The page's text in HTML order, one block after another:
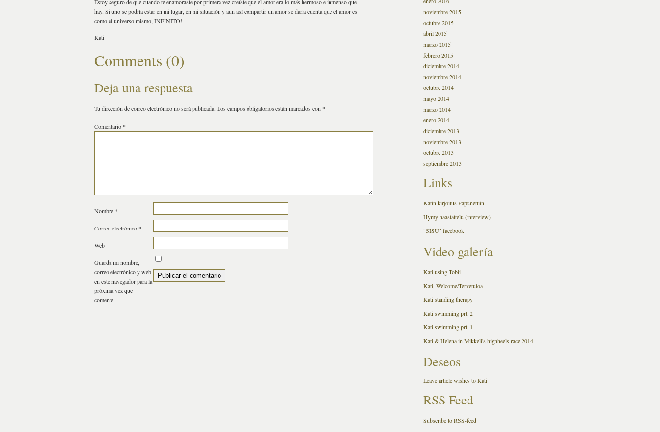
Estoy seguro de que cuando te enamoraste por primera vez creíste que el amor era lo más hermoso e inmenso que
hay. Si uno se podría estar en mi lugar, en mi situación y aun así compartir un amor se daría cuenta que el amor es
como el universo mismo, INFINITO!
Kati
Comments (0)
Deja una respuesta
Tu dirección de correo electrónico no será publicada. Los campos obligatorios están marcados con *
Comentario *
Nombre *
Correo electrónico *
Web
Guarda mi nombre,
correo electrónico y web
en este navegador para la
próxima vez que
comente.
noviembre 2015
octubre 2015
abril 2015
marzo 2015
febrero 2015
diciembre 2014
noviembre 2014
octubre 2014
mayo 2014
marzo 2014
enero 2014
diciembre 2013
noviembre 2013
octubre 2013
septiembre 2013
Links
Katin kirjoitus Papunettiin
Hymy haastattelu (interview)
"SISU" facebook
Video galería
Kati using Tobii
Kati, Welcome/Tervetuloa
Kati standing therapy
Kati swimming prt. 2
Kati swimming prt. 1
Kati & Helena in Mikkeli's highheels race 2014
Deseos
Leave article wishes to Kati
RSS Feed
Subscribe to RSS-feed